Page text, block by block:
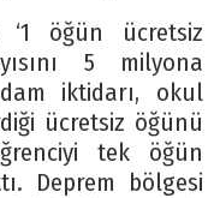
‘1 öğün ücretsiz
5 milyona
iktidarı, okul
ücretsiz öğünü
tek öğün
Deprem bölgesi